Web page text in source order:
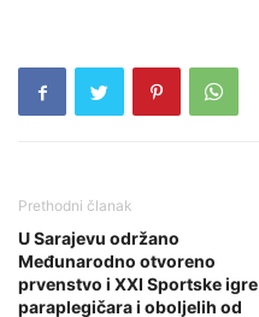
Prethodni članak
U Sarajevu održano
Međunarodno otvoreno
prvenstvo i XXI Sportske igre
paraplegičara i oboljelih od